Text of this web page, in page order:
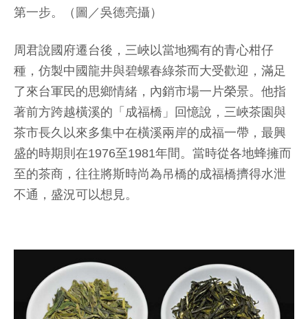
第一步。（圖／吳德亮攝）
周君說國府遷台後，三峽以當地獨有的青心柑仔
種，仿製中國龍井與碧螺春綠茶而大受歡迎，滿足
了來台軍民的思鄉情緒，內銷市場一片榮景。他指
著前方跨越橫溪的「成福橋」回憶說，三峽茶園與
茶市長久以來多集中在橫溪兩岸的成福一帶，最興
盛的時期則在1976至1981年間。當時從各地蜂擁而
至的茶商，往往將斯時尚為吊橋的成福橋擠得水泄
不通，盛況可以想見。